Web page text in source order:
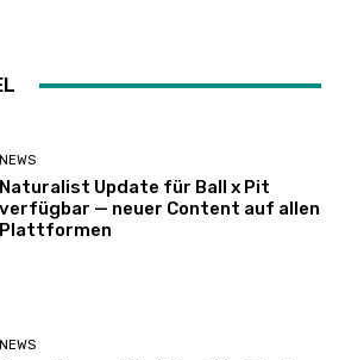
NEWS
Naturalist Update für Ball x Pit
verfügbar — neuer Content auf allen
Plattformen
NEWS